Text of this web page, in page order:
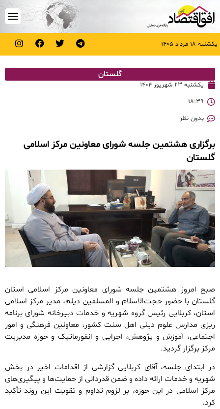
یکشنبه ۱۸ مرداد ۱۴۰۵
گلستان
یکشنبه ۲۳ شهریور ۱۴۰۴
۱۸:۳۹
بدون نظر
برگزاری هشتمین جلسه شورای معاونین مرکز اسلامی
گلستان
صبح امروز هشتمین جلسه شورای معاونین مرکز اسلامی استان
گلستان با حضور حجت‌الاسلام و المسلمین دیلم، مدیر مرکز اسلامی
استان، کربلایی رئیس گروه شهریه و خدمات دبیرخانه شورای برنامه
ریزی مدارس علوم دینی اهل سنت کشور، معاونین فرهنگی و امور
اجتماعی، آموزش و پژوهش، اجرایی و انفورماتیک و حوزه مدیریت
مرکز‌ برگزار گردید.
در ابتدای جلسه، آقای کربلایی گزارشی از اقدامات اخیر در بخش
شهریه و خدمات ارائه داده و ضمن قدردانی از حمایت‌ها و پیگیری‌های
مرکز اسلامی در این حوزه، بر لزوم تداوم و تقویت این روند تأکید
کرد.